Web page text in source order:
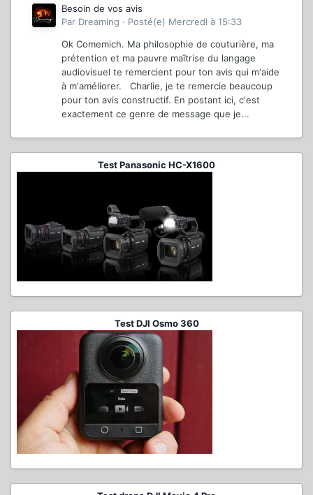
Besoin de vos avis
Par Dreaming · Posté(e) Mercredi à 15:33
Ok Comemich. Ma philosophie de couturière, ma
prétention et ma pauvre maîtrise du langage
audiovisuel te remercient pour ton avis qui m'aide
à m'améliorer. Charlie, je te remercie beaucoup
pour ton avis constructif. En postant ici, c'est
exactement ce genre de message que je...
Test Panasonic HC-X1600
Test DJI Osmo 360